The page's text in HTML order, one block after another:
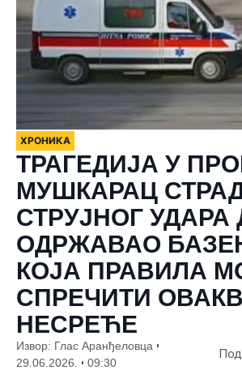
ХРОНИКА
ТРАГЕДИЈА У
МУШКАРАЦ
СТРУЈНОГ УДАРА
ОДРЖАВАО
КОЈА ПРАВИЛА
СПРЕЧИТИ
НЕСРЕЋЕ
Извор: Глас Аранђеловца
29.06.2026.
09:30